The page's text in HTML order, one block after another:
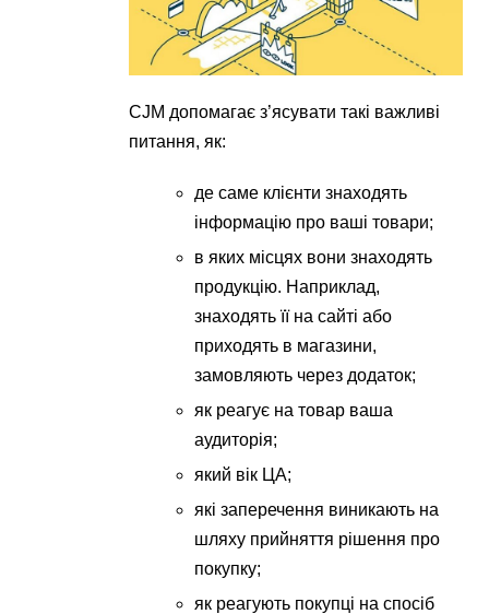
CJM допомагає з’ясувати такі важливі
питання, як:
де саме клієнти знаходять
інформацію про ваші товари;
в яких місцях вони знаходять
продукцію. Наприклад,
знаходять її на сайті або
приходять в магазини,
замовляють через додаток;
як реагує на товар ваша
аудиторія;
який вік ЦА;
які заперечення виникають на
шляху прийняття рішення про
покупку;
як реагують покупці на спосіб